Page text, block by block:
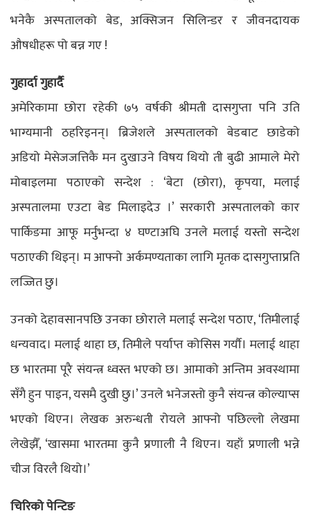
भनेकै अस्पतालको बेड, अक्सिजन सिलिन्डर र जीवनदायक
औषधीहरू पो बन्न गए !
गुहार्दा गुहार्दै
अमेरिकामा छोरा रहेकी ७५ वर्षकी श्रीमती दासगुप्ता पनि उति
भाग्यमानी ठहरिइनन्। ब्रिजेशले अस्पतालको बेडबाट छाडेको
अडियो मेसेजजत्तिकै मन दुखाउने विषय थियो ती बुढी आमाले मेरो
मोबाइलमा पठाएको सन्देश : ‘बेटा (छोरा), कृपया, मलाई
अस्पतालमा एउटा बेड मिलाइदेउ ।’ सरकारी अस्पतालको कार
पार्किङमा आफू मर्नुभन्दा ४ घण्टाअघि उनले मलाई यस्तो सन्देश
पठाएकी थिइन्। म आफ्नो अर्कमण्यताका लागि मृतक दासगुप्ताप्रति
लज्जित छु।
उनको देहावसानपछि उनका छोराले मलाई सन्देश पठाए, ‘तिमीलाई
धन्यवाद। मलाई थाहा छ, तिमीले पर्याप्त कोसिस गर्यौ। मलाई थाहा
छ भारतमा पूरै संयन्त्र ध्वस्त भएको छ। आमाको अन्तिम अवस्थामा
सँगै हुन पाइन, यसमै दुखी छु।’ उनले भनेजस्तो कुनै संयन्त्र कोल्याप्स
भएको थिएन। लेखक अरुन्धती रोयले आफ्नो पछिल्लो लेखमा
लेखेझैँ, ‘खासमा भारतमा कुनै प्रणाली नै थिएन। यहाँ प्रणाली भन्ने
चीज विरलै थियो।’
चिरिको पेन्टिङ